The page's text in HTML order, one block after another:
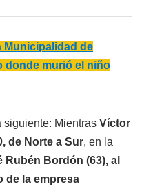
Municipalidad de
donde murió el niño
siguiente: Mientras Víctor
de Norte a Sur, en la
Rubén Bordón (63), al
de la empresa